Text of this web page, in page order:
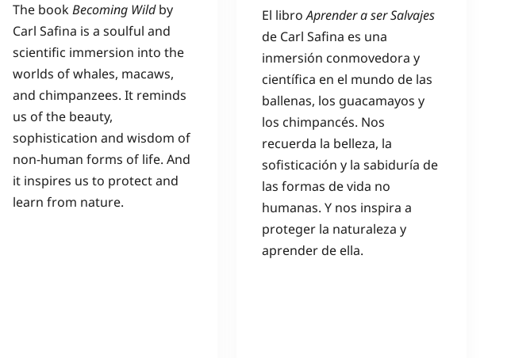
The bookBecoming Wildby
Carl Safina is a soulful and
scientific immersion into the
worlds of whales, macaws,
and chimpanzees. It reminds
us of the beauty,
sophistication and wisdom of
non-human forms of life. And
it inspires us to protect and
learn from nature.
El libroAprender a ser Salvajes
de Carl Safina es una
inmersión conmovedora y
científica en el mundo de las
ballenas, los guacamayos y
los chimpancés. Nos
recuerda la belleza, la
sofisticación y la sabiduría de
las formas de vida no
humanas. Y nos inspira a
proteger la naturaleza y
aprender de ella.